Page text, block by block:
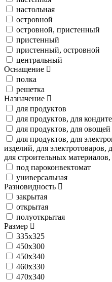
настольная
островной
островной, пристенный
пристенный
пристенный, островной
центральный
Оснащение
полка
решетка
Назначение
для продуктов
для продуктов, для
для продуктов, для
для продуктов, для
изделий, для электротоваров,
для строительных
под пароконвектомат
универсальная
Разновидность
закрытая
открытая
полуоткрытая
Размер
335х325
450х300
450х340
460х330
470х340